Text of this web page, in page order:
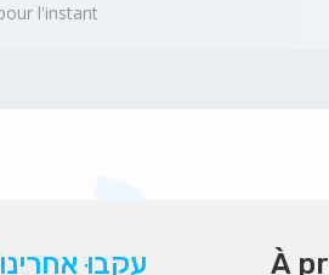
l'instant
/עִקְבוּ À